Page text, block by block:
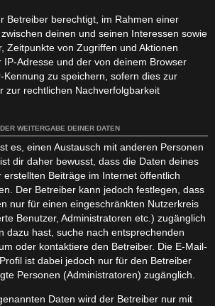
Betreiber berechtigt, im Rahmen einer
deinen und seinen Interessen sowie
Zeitpunkte von Zugriffen und Aktionen
Adresse und der von deinem Browser
Kennung zu speichern, sofern dies zur
zur rechtlichen Nachverfolgbarkeit
WEITERGABE DEINER DATEN
es, einen Austausch mit anderen Personen
dir daher bewusst, dass die Daten deines
erstellten Beiträge im Internet öffentlich
Der Betreiber kann jedoch festlegen, dass
nur für einen eingeschränkten Nutzerkreis
Benutzer, Administratoren etc.) zugänglich
dazu hast, suche nach entsprechenden
oder kontaktiere den Betreiber. Die E-Mail-
ist dabei jedoch nur für den Betreiber
Personen (Administratoren) zugänglich.
Daten wird der Betreiber nur mit